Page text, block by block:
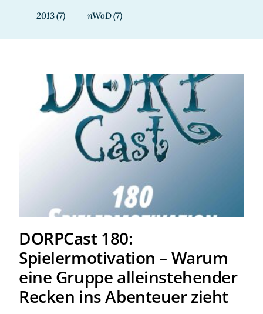
2013(7) nWoD(7)
DORPCast 180:
Spielermotivation – Warum
eine Gruppe alleinstehender
DORPCast 180:
Spielermotivation – Warum
eine Gruppe alleinstehender
Recken ins Abenteuer zieht